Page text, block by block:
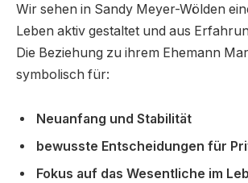
Wir sehen in Sandy Meyer-Wölden
Leben aktiv gestaltet und aus
Die Beziehung zu ihrem Ehemann
symbolisch für:
Neuanfang und Stabilität
bewusste Entscheidungen für
Fokus auf das Wesentliche im